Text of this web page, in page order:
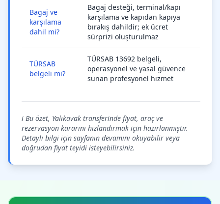
Bagaj ve
karşılama
dahil mi?
Bagaj desteği, terminal/kapı
karşılama ve kapıdan kapıya
bırakış dahildir; ek ücret
sürprizi oluşturulmaz
TÜRSAB
belgeli mi?
TÜRSAB 13692 belgeli,
operasyonel ve yasal güvence
sunan profesyonel hizmet
ℹ️ Bu özet, Yalıkavak transferinde fiyat, araç ve
rezervasyon kararını hızlandırmak için hazırlanmıştır.
Detaylı bilgi için sayfanın devamını okuyabilir veya
doğrudan fiyat teyidi isteyebilirsiniz.